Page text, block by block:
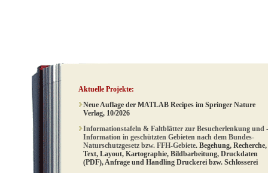
Aktuelle Projekte:
Neue Auflage der MATLAB Recipes im Springer Nature
Verlag, 10/2026
Informationstafeln & Faltblätter zur Besucherlenkung und -
Information in geschützten Gebieten nach dem Bundes-
Naturschutzgesetz bzw. FFH-Gebiete. Begehung, Recherche,
Text, Layout, Kartographie, Bildbarbeitung, Druckdaten
(PDF), Anfrage und Handling Druckerei bzw. Schlosserei